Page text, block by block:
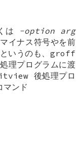
は -option arg
イナス符号やを前
というのも、groff
理プログラムに渡
後処理プロ
マンド